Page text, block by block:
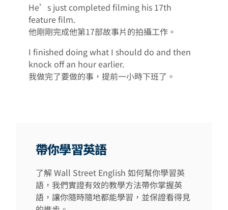
He’s just completed filming his 17th
feature film.
他剛剛完成他第17部故事片的拍攝工作。
I finished doing what I should do and then
knock off an hour earlier.
我做完了要做的事，提前一小時下班了。
帶你學習英語
了解 Wall Street English 如何幫你學習英
語，我們實證有效的教學方法帶你掌握英
語，讓你隨時隨地都能學習，並保證看得見